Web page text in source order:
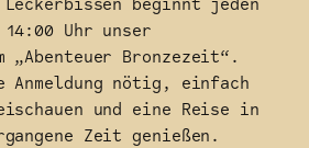
Uhr unser
„Abenteuer Bronzezeit“.
nötig, einfach
und eine Reise in
Zeit genießen.